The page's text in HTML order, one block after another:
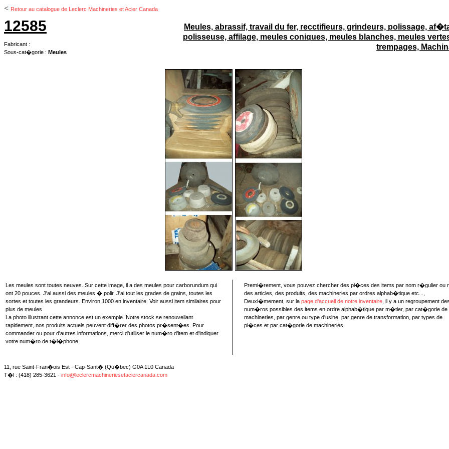
< Retour au catalogue de Leclerc Machineries et Acier Canada
12585
Fabricant :
Sous-cat�gorie : Meules
Meules, abrassif, travail du fer, recctifieurs, grindeurs, polissage,
polisseuse, affilage, meules coniques, meules blanches, meules
trempages,
Les meules sont toutes neuves. Sur cette image, il a des meules pour carborundum qui
ont 20 pouces. J'ai aussi des meules � polir. J'ai tout les grades de grains, toutes les
sortes et toutes les grandeurs. Environ 1000 en inventaire. Voir aussi item similaires pour
plus de meules
La photo illustrant cette annonce est un exemple. Notre stock se renouvellant
rapidement, nos produits actuels peuvent diff�rer des photos pr�sent�es. Pour
commander ou pour d'autres informations, merci d'utiliser le num�ro d'item et d'indiquer
votre num�ro de t�l�phone.
Premi�rement, vous pouvez chercher des pi�ces des items par nom r�gulier ou
des articles, des produits, des machineries par ordres alphab�tique etc...,
Deuxi�mement, sur la page d'accueil de notre inventaire , il y a un regroupement des
num�ros possibles des items en ordre alphab�tique par m�tier, par cat�gorie de
machineries, par genre ou type d'usine, par genre de transformation, par types de
pi�ces et par cat�gorie de machineries.
11, rue Saint-Fran�ois Est - Cap-Sant� (Qu�bec) G0A 1L0 Canada
T�l : (418) 285-3621 - info@leclercmachineriesetaciercanada.com